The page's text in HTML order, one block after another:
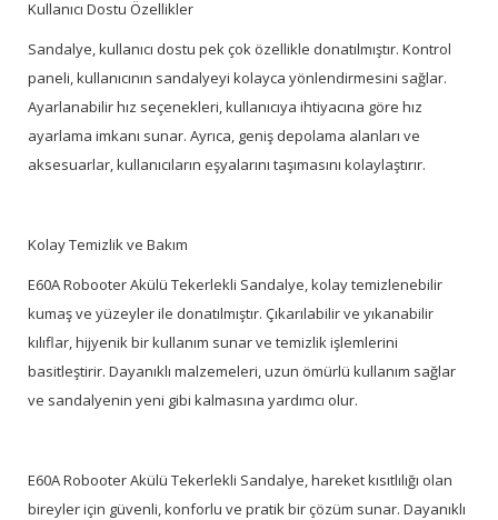
Kullanıcı Dostu Özellikler
Sandalye, kullanıcı dostu pek çok özellikle donatılmıştır. Kontrol
paneli, kullanıcının sandalyeyi kolayca yönlendirmesini sağlar.
Ayarlanabilir hız seçenekleri, kullanıcıya ihtiyacına göre hız
ayarlama imkanı sunar. Ayrıca, geniş depolama alanları ve
aksesuarlar, kullanıcıların eşyalarını taşımasını kolaylaştırır.
Kolay Temizlik ve Bakım
E60A Robooter Akülü Tekerlekli Sandalye, kolay temizlenebilir
kumaş ve yüzeyler ile donatılmıştır. Çıkarılabilir ve yıkanabilir
kılıflar, hijyenik bir kullanım sunar ve temizlik işlemlerini
basitleştirir. Dayanıklı malzemeleri, uzun ömürlü kullanım sağlar
ve sandalyenin yeni gibi kalmasına yardımcı olur.
E60A Robooter Akülü Tekerlekli Sandalye, hareket kısıtlılığı olan
bireyler için güvenli, konforlu ve pratik bir çözüm sunar. Dayanıklı